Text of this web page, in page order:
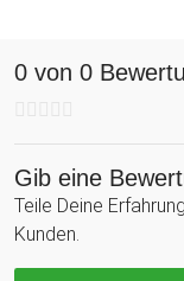
ankommt!
0 von 0
Gib eine
Teile Deine
Kunden.